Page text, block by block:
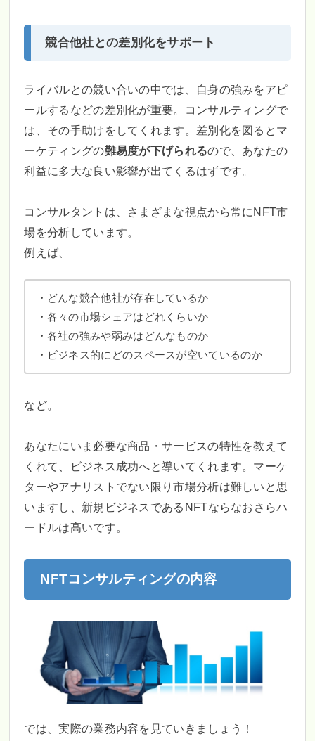
競合他社との差別化をサポート
ライバルとの競い合いの中では、自身の強みをアピ
ールするなどの差別化が重要。コンサルティングで
は、その手助けをしてくれます。差別化を図るとマ
ーケティングの難易度が下げられるので、あなたの
利益に多大な良い影響が出てくるはずです。
コンサルタントは、さまざまな視点から常にNFT市
場を分析しています。
例えば、
・どんな競合他社が存在しているか
・各々の市場シェアはどれくらいか
・各社の強みや弱みはどんなものか
・ビジネス的にどのスペースが空いているのか
など。
あなたにいま必要な商品・サービスの特性を教えて
くれて、ビジネス成功へと導いてくれます。マーケ
ターやアナリストでない限り市場分析は難しいと思
いますし、新規ビジネスであるNFTならなおさらハ
ードルは高いです。
NFTコンサルティングの内容
では、実際の業務内容を見ていきましょう！